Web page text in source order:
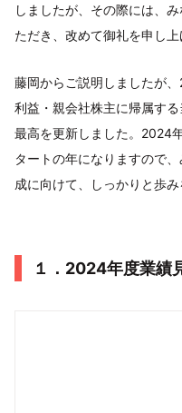
しましたが、その際には、
ただき、改めて御礼を申し上
藤岡からご説明しましたが
利益・親会社株主に帰属す
最高を更新しました。2024
タートの年になりますので
成に向けて、しっかりと歩
１．2024年度業績